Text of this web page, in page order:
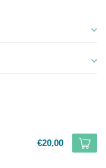
€20,00